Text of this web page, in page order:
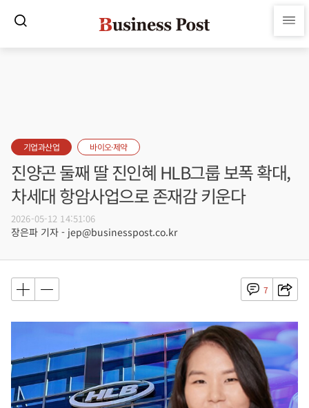
기업과산업 바이오·제약
진양곤 둘째 딸 진인혜 HLB그룹 보폭 확대,
차세대 항암사업으로 존재감 키운다
2026-05-12 14:51:06
장은파 기자 - jep@businesspost.co.kr
7